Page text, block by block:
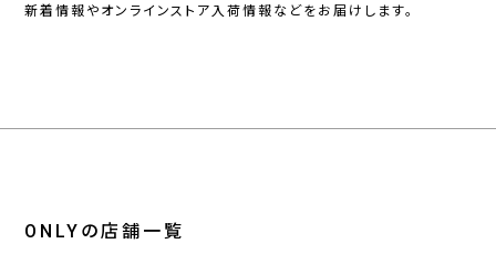
新着情報やオンラインストア入荷情報などをお届けします。
ONLYの店舗一覧